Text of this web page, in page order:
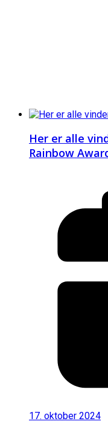
Her er alle
Rainbow
17. oktober 2024